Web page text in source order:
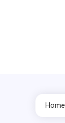
Home